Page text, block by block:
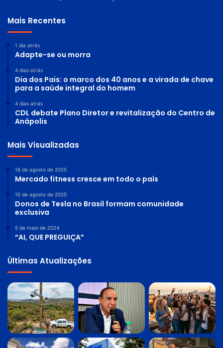
Mais Recentes
1 dia atrás
Adapte-se ou morra
4 dias atrás
Dia dos Pais: o marco dos 40 anos e a virada de chave
para a saúde integral do homem
4 dias atrás
CDL debate Plano Diretor e revitalização do Centro de
Anápolis
Mais Visualizadas
16 de agosto de 2025
Mercado fitness cresce em todo o país
15 de agosto de 2025
Donos de Tesla no Brasil formam comunidade
exclusiva
5 de maio de 2024
“AI, QUE PREGUIÇA”
Últimas Atualizações